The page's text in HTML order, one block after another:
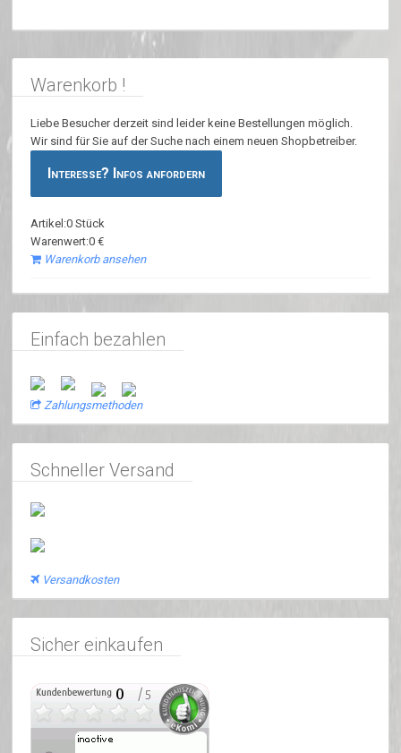
Warenkorb !
Liebe Besucher derzeit sind leider keine Bestellungen möglich.
Wir sind für Sie auf der Suche nach einem neuen Shopbetreiber.
Interesse? Infos anfordern
Artikel:0 Stück
Warenwert:0 €
Warenkorb ansehen
Einfach bezahlen
Zahlungsmethoden
Schneller Versand
Versandkosten
Sicher einkaufen